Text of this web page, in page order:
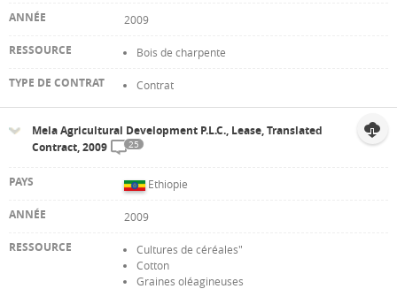
2009
Bois de charpente
Contrat
Mela Agricultural Development P.L.C., Lease, Translated
Contract, 2009
25
Ethiopie
2009
Cultures de céréales"
Cotton
Graines oléagineuses